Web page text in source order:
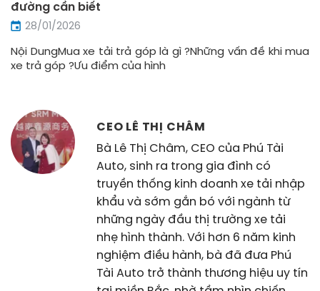
đường cần biết
28/01/2026
Nội DungMua xe tải trả góp là gì ?Những vấn đề khi mua
xe trả góp ?Ưu điểm của hình
CEO LÊ THỊ CHÂM
Bà Lê Thị Châm, CEO của Phú Tài
Auto, sinh ra trong gia đình có
truyền thống kinh doanh xe tải nhập
khẩu và sớm gắn bó với ngành từ
những ngày đầu thị trường xe tải
nhẹ hình thành. Với hơn 6 năm kinh
nghiệm điều hành, bà đã đưa Phú
Tài Auto trở thành thương hiệu uy tín